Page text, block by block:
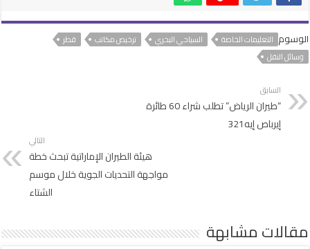
الوسوم التعليمات الخاصة السياحي البحري ترخيص مكاتب
قطر
وسائل النقل
السابق
“طيران الرياض” تطلب شراء 60 طائرة
إيرباص إيه321
التالي
هيئة الطيران الإماراتية تبحث خطة
مواجهة التحديات الجوية خلال موسم
الشتاء
مقالات مشابهة